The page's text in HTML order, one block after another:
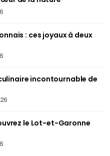
: ces joyaux à deux
incontournable de
le Lot-et-Garonne